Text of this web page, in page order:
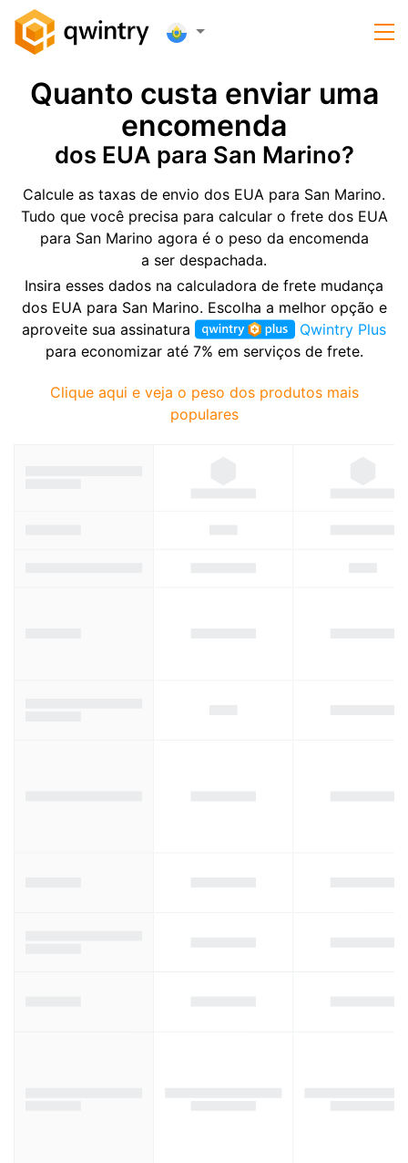
Quanto custa enviar uma
encomenda
dos EUA para San Marino?
Calcule as taxas de envio dos EUA para San Marino.
Tudo que você precisa para calcular o frete dos EUA
para San Marino agora é o peso da encomenda
a ser despachada.
Insira esses dados na calculadora de frete mudança
dos EUA para San Marino. Escolha a melhor opção e
aproveite sua assinatura
Qwintry Plus
para economizar até 7% em serviços de frete.
Clique aqui e veja o peso dos produtos mais
populares